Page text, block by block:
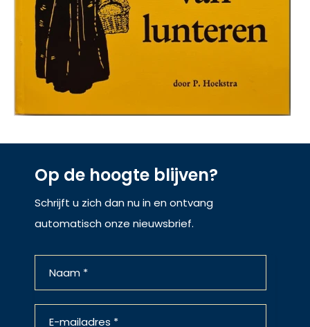
Op de hoogte blijven?
Schrijft u zich dan nu in en ontvang
automatisch onze nieuwsbrief.